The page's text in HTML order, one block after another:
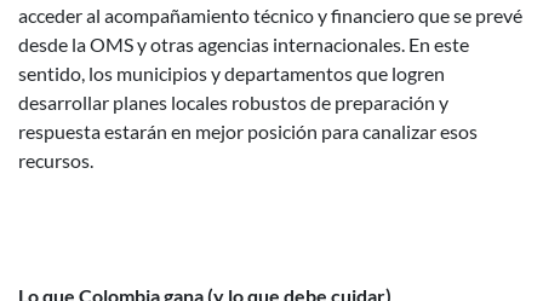
acceder al acompañamiento técnico y financiero que se prevé
desde la OMS y otras agencias internacionales. En este
sentido, los municipios y departamentos que logren
desarrollar planes locales robustos de preparación y
respuesta estarán en mejor posición para canalizar esos
recursos.
Lo que Colombia gana (y lo que debe cuidar)